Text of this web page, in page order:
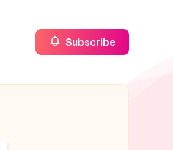
Subscribe